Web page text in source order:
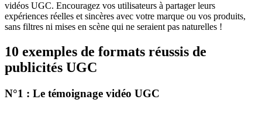
vidéos UGC. Encouragez vos utilisateurs à partager leurs
expériences réelles et sincères avec votre marque ou vos produits,
sans filtres ni mises en scène qui ne seraient pas naturelles !
10 exemples de formats réussis de
publicités UGC
N°1 : Le témoignage vidéo UGC